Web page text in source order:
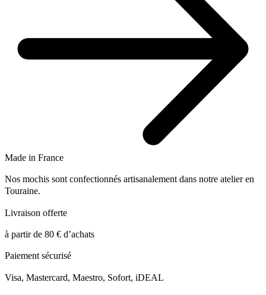
Made in France
Nos mochis sont confectionnés artisanalement dans notre atelier en
Touraine.
Livraison offerte
à partir de 80 € d’achats
Paiement sécurisé
Visa, Mastercard, Maestro, Sofort, iDEAL